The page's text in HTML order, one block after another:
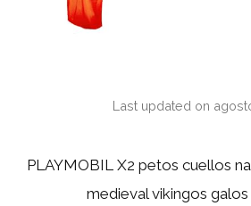
Last updated on
PLAYMOBIL X2 petos cuellos
medieval vikingos